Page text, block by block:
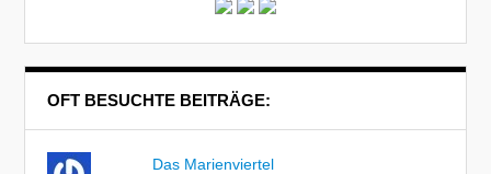
OFT BESUCHTE BEITRÄGE:
Das Marienviertel